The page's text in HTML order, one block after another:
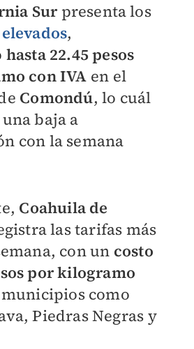
Sur presenta los
,
hasta 22.45 pesos
con IVA en el
Comondú, lo cuál
baja a
con la semana
Coahuila de
las tarifas más
con un costo
por kilogramo
como
Piedras Negras y